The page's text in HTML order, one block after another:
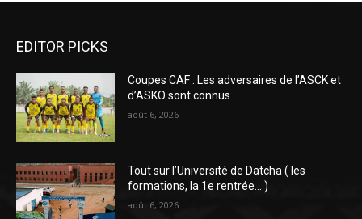
EDITOR PICKS
Coupes CAF : Les adversaires de l’ASCK et
d’ASKO sont connus
août 6, 2026
Tout sur l’Université de Datcha ( les
formations, la 1e rentrée… )
août 6, 2026